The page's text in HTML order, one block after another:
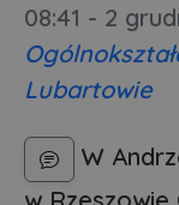
08:41 - 2
Lubartowie
W